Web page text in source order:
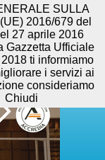
SULLA
2016/679 del
27 aprile 2016
Gazzetta Ufficiale
ti informiamo
i servizi ai
consideriamo
Chiudi